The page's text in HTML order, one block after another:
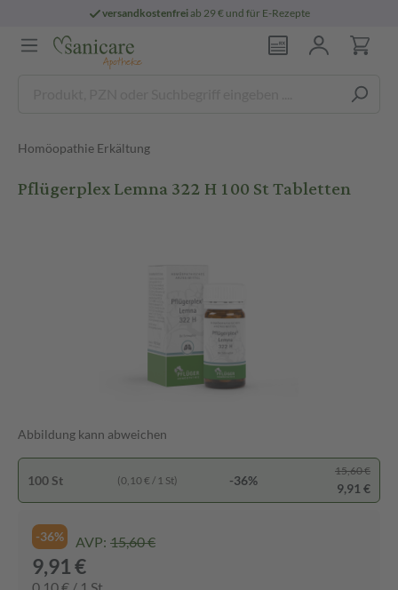
versandkostenfreiab 29 € und für E-Rezepte
Homöopathie Erkältung
Pflügerplex Lemna 322 H 100 St Tabletten
Abbildung kann abweichen
100 St (0,10 € / 1 St) -36%
15,60 €
9,91 €
-36% AVP: 15,60 €
9,91 €